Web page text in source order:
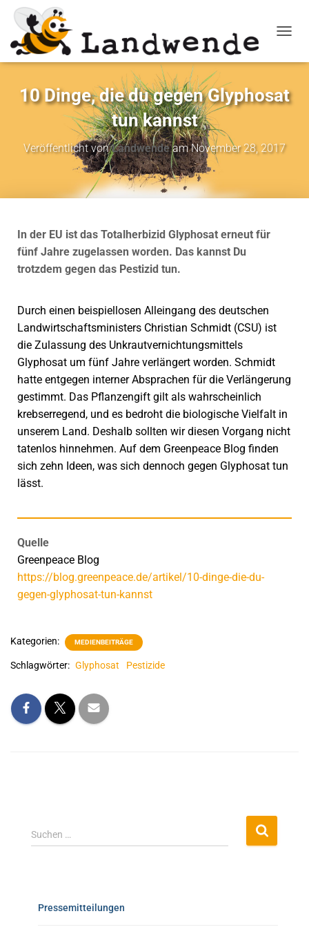
10 Dinge, die du gegen Glyphosat
tun kannst
Veröffentlicht vonLandwendeamNovember 28, 2017
In der EU ist das Totalherbizid Glyphosat erneut für
fünf Jahre zugelassen worden. Das kannst Du
trotzdem gegen das Pestizid tun.
Durch einen beispiellosen Alleingang des deutschen
Landwirtschaftsministers Christian Schmidt (CSU) ist
die Zulassung des Unkrautvernichtungsmittels
Glyphosat um fünf Jahre verlängert worden. Schmidt
hatte entgegen interner Absprachen für die Verlängerung
gestimmt. Das Pflanzengift gilt als wahrscheinlich
krebserregend, und es bedroht die biologische Vielfalt in
unserem Land. Deshalb sollten wir diesen Vorgang nicht
tatenlos hinnehmen. Auf dem Greenpeace Blog finden
sich zehn Ideen, was sich dennoch gegen Glyphosat tun
lässt.
Quelle
Greenpeace Blog
https://blog.greenpeace.de/artikel/10-dinge-die-du-
gegen-glyphosat-tun-kannst
Kategorien: MEDIENBEITRÄGE
Schlagwörter: Glyphosat Pestizide
Suchen …
Pressemitteilungen